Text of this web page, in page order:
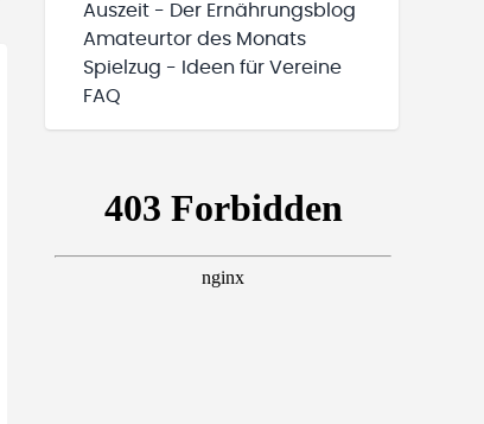
Auszeit - Der Ernährungsblog
Amateurtor des Monats
Spielzug - Ideen für Vereine
FAQ